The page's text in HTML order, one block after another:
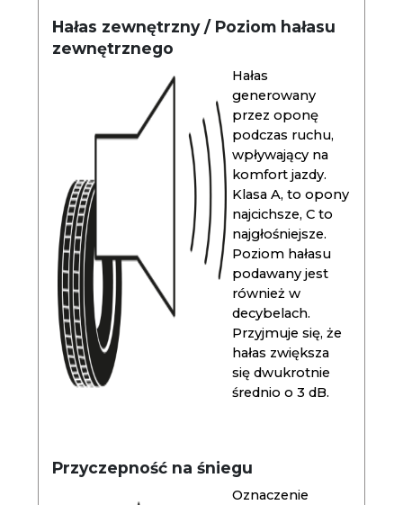
Hałas zewnętrzny / Poziom hałasu
zewnętrznego
Hałas
generowany
przez oponę
podczas ruchu,
wpływający na
komfort jazdy.
Klasa A, to opony
najcichsze, C to
najgłośniejsze.
Poziom hałasu
podawany jest
również w
decybelach.
Przyjmuje się, że
hałas zwiększa
się dwukrotnie
średnio o 3 dB.
Przyczepność na śniegu
Oznaczenie